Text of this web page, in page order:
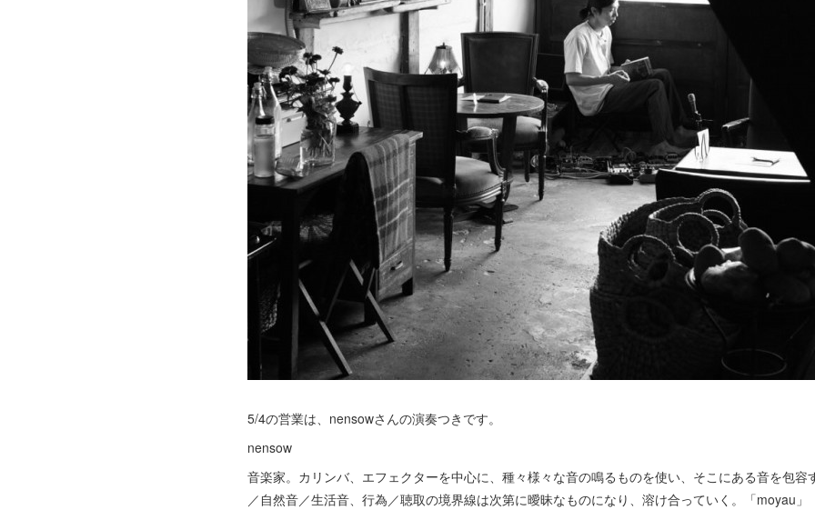
5/4の営業は、nensowさんの演奏つきです。
nensow
音楽家。カリンバ、エフェクターを中心に、種々様々な音の鳴るものを使い、そこにある音を包容
／自然音／生活音、行為／聴取の境界線は次第に曖昧なものになり、溶け合っていく。「moyau